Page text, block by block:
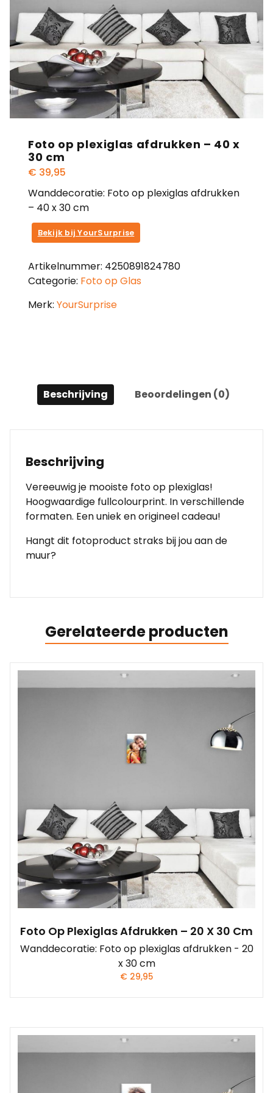
Foto op plexiglas afdrukken – 40 x
30 cm
€ 39,95
Wanddecoratie: Foto op plexiglas afdrukken
– 40 x 30 cm
Bekijk bij YourSurprise
Artikelnummer: 4250891824780
Categorie: Foto op Glas
Merk: YourSurprise
Beschrijving Beoordelingen (0)
Beschrijving
Vereeuwig je mooiste foto op plexiglas!
Hoogwaardige fullcolourprint. In verschillende
formaten. Een uniek en origineel cadeau!
Hangt dit fotoproduct straks bij jou aan de
muur?
Gerelateerde producten
Foto Op Plexiglas Afdrukken – 20 X 30 Cm
Wanddecoratie: Foto op plexiglas afdrukken - 20
x 30 cm
€ 29,95